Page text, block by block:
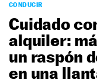
PODCAST
MOTOS
TECNOLOGÍA
SUPERCOCHES
CONDUCIR
Cuidado
alquiler:
un raspón
en una